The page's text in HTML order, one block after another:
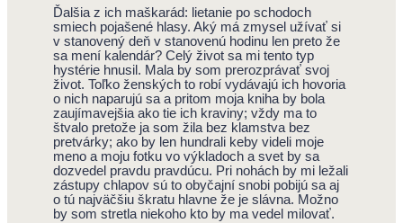
Ďalšia z ich maškarád: lietanie po schodoch
smiech pojašené hlasy. Aký má zmysel užívať si
v stanovený deň v stanovenú hodinu len preto že
sa mení kalendár? Celý život sa mi tento typ
hystérie hnusil. Mala by som prerozprávať svoj
život. Toľko ženských to robí vydávajú ich hovoria
o nich naparujú sa a pritom moja kniha by bola
zaujímavejšia ako tie ich kraviny; vždy ma to
štvalo pretože ja som žila bez klamstva bez
pretvárky; ako by len hundrali keby videli moje
meno a moju fotku vo výkladoch a svet by sa
dozvedel pravdu pravdúcu. Pri nohách by mi ležali
zástupy chlapov sú to obyčajní snobi pobijú sa aj
o tú najväčšiu škratu hlavne že je slávna. Možno
by som stretla niekoho kto by ma vedel milovať.